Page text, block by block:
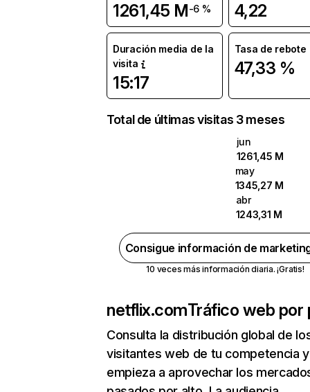
1261,45 M-6 % 4,22
Duración media de la
visita
15:17
Tasa de rebote
47,33 %
Total de últimas visitas 3 meses
jun
1261,45 M
may
1345,27 M
abr
1243,31 M
Consigue información de
10 veces más información diaria. ¡Gratis!
netflix.comTráfico web por
Consulta la distribución global de
visitantes web de tu competencia y
empieza a aprovechar los